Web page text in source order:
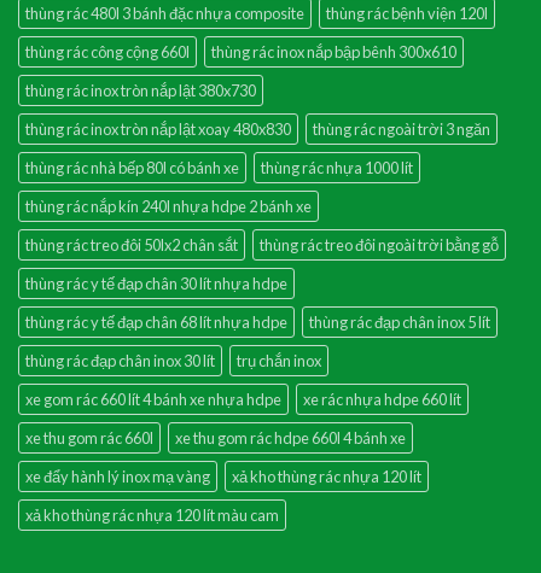
thùng rác 480l 3 bánh đặc nhựa composite
thùng rác bệnh viện 120l
thùng rác công cộng 660l
thùng rác inox nắp bập bênh 300x610
thùng rác inox tròn nắp lật 380x730
thùng rác inox tròn nắp lật xoay 480x830
thùng rác ngoài trời 3 ngăn
thùng rác nhà bếp 80l có bánh xe
thùng rác nhựa 1000 lít
thùng rác nắp kín 240l nhựa hdpe 2 bánh xe
thùng rác treo đôi 50lx2 chân sắt
thùng rác treo đôi ngoài trời bằng gỗ
thùng rác y tế đạp chân 30 lít nhựa hdpe
thùng rác y tế đạp chân 68 lít nhựa hdpe
thùng rác đạp chân inox 5 lít
thùng rác đạp chân inox 30 lít
trụ chắn inox
xe gom rác 660 lít 4 bánh xe nhựa hdpe
xe rác nhựa hdpe 660 lít
xe thu gom rác 660l
xe thu gom rác hdpe 660l 4 bánh xe
xe đẩy hành lý inox mạ vàng
xả kho thùng rác nhựa 120 lít
xả kho thùng rác nhựa 120 lít màu cam